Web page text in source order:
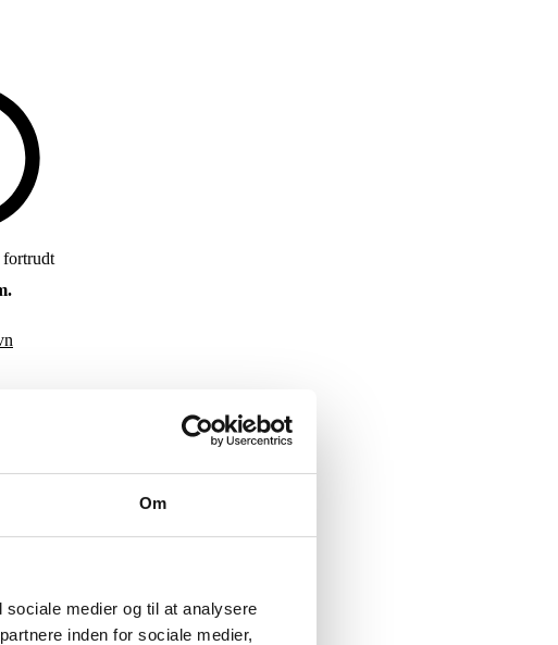
Om
medier og til at analysere
inden for sociale medier,
fortrudt
Nyvasket